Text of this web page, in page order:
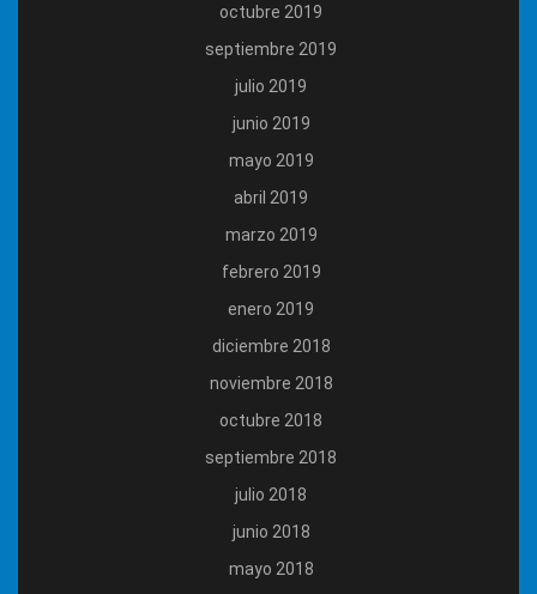
octubre 2019
septiembre 2019
julio 2019
junio 2019
mayo 2019
abril 2019
marzo 2019
febrero 2019
enero 2019
diciembre 2018
noviembre 2018
octubre 2018
septiembre 2018
julio 2018
junio 2018
mayo 2018